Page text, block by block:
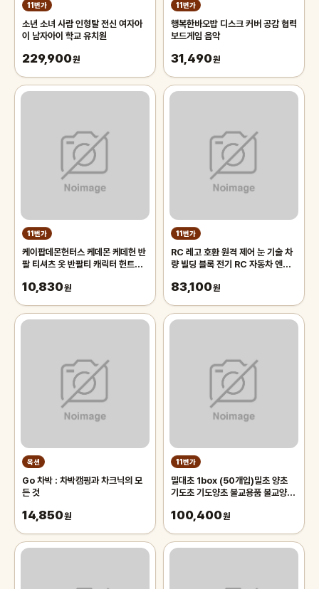
11번가
소년 소녀 사람 인형탈 전신 여자아
이 남자아이 학교 유치원
229,900원
11번가
행복한바오밥 디스크 커버 공감 협력
보드게임 음악
31,490원
11번가
케이팝데몬헌터스 케데몬 케데헌 반
팔 티셔츠 옷 반팔티 캐릭터 헌트릭
10,830원
11번가
RC 레고 호환 원격 제어 눈 기술 차
량 빌딩 블록 전기 RC 자동차 엔지
난
83,100원
옥션
Go 차박 : 차박캠핑과 차크닉의 모
든 것
14,850원
11번가
밀대초 1box (50개입)밀초 양초
기도초 기도양초 불교용품 불교양초
100,400원